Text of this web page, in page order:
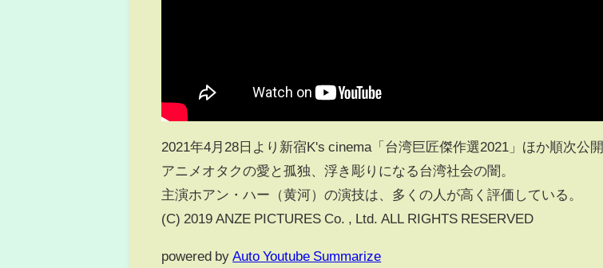
2021年4月28日より新宿K's cinema「台湾巨匠傑作選2021」ほか順次公開
アニメオタクの愛と孤独、浮き彫りになる台湾社会の闇。
主演ホアン・ハー（黄河）の演技は、多くの人が高く評価している。
(C) 2019 ANZE PICTURES Co. , Ltd. ALL RIGHTS RESERVED
powered by Auto Youtube Summarize